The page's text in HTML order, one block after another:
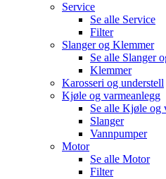
Service
Se alle Service
Filter
Slanger og Klemmer
Se alle Slanger
Klemmer
Karosseri og understell
Kjøle og varmeanlegg
Se alle Kjøle og
Slanger
Vannpumper
Motor
Se alle Motor
Filter